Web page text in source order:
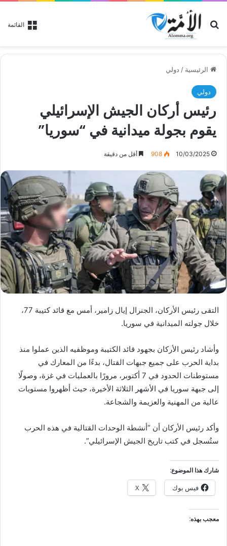
القائمة بحث عن
الرئيسية / دولي
دولي
رئيس أركان الجيش الإسرائيلي
يقوم بجولة ميدانية في “سوريا”
10/03/2025
908 أقل من دقيقة
التقى رئيس الأركان، الجنرال إيال زامير، أمس مع قائد كتيبة 77،
خلال جولته الميدانية في سوريا.
وأشاد رئيس الأركان بجهود قائد الكتيبة وموظفيه الذين عملوا منذ
بداية الحرب على جميع جبهات القتال، بدءًا من المعارك في
مستوطنات الحدود في 7 أكتوبر، مرورًا بالعمليات في غزة، وصولًا
إلى جبهة سوريا في الأشهر الثلاثة الأخيرة، حيث أظهروا مستويات
عالية من المهنية والعزيمة والشجاعة.
وأكد رئيس الأركان أن “أنشطة الوحدات القتالية في هذه الحرب
ستُسجل في كتب تاريخ الجيش الإسرائيلي”.
شارك هذا الموضوع:
فيس بوك X
معجب بهذه: